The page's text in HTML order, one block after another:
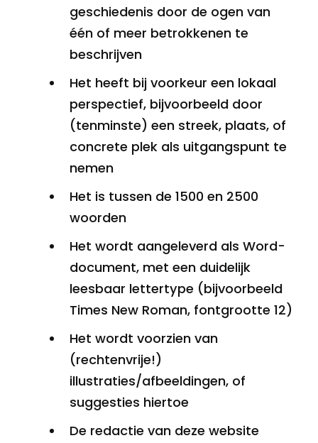
geschiedenis door de ogen van
één of meer betrokkenen te
beschrijven
Het heeft bij voorkeur een lokaal
perspectief, bijvoorbeeld door
(tenminste) een streek, plaats, of
concrete plek als uitgangspunt te
nemen
Het is tussen de 1500 en 2500
woorden
Het wordt aangeleverd als Word-
document, met een duidelijk
leesbaar lettertype (bijvoorbeeld
Times New Roman, fontgrootte 12)
Het wordt voorzien van
(rechtenvrije!)
illustraties/afbeeldingen, of
suggesties hiertoe
De redactie van deze website